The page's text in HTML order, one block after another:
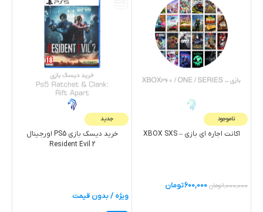
ناموجود
اکانت اجاره اي بازي – XBOX SXS
1,000,000تومان 600,000تومان
جدید
خرید دیسک بازی PS5 اورجینال
Resident Evil 2
ویژه / بدون قیمت